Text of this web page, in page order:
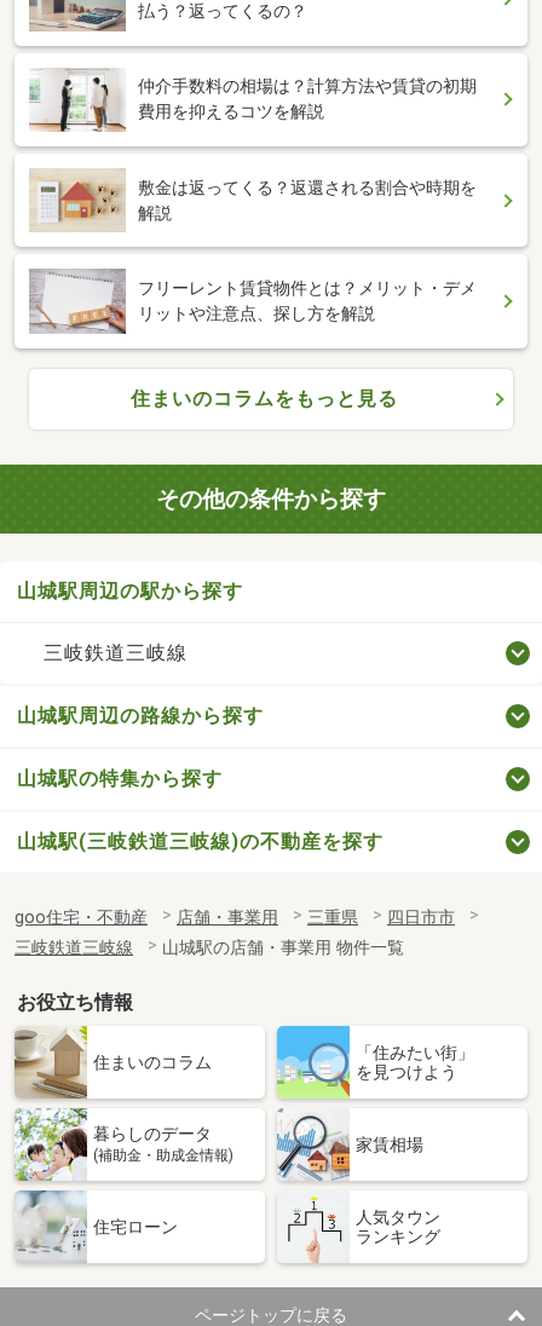
払う？返ってくるの？
仲介手数料の相場は？計算方法や賃貸の初期
費用を抑えるコツを解説
敷金は返ってくる？返還される割合や時期を
解説
フリーレント賃貸物件とは？メリット・デメ
リットや注意点、探し方を解説
住まいのコラムをもっと見る
その他の条件から探す
山城駅周辺の駅から探す
三岐鉄道三岐線
山城駅周辺の路線から探す
山城駅の特集から探す
山城駅(三岐鉄道三岐線)の不動産を探す
goo住宅・不動産 店舗・事業用 三重県
四日市市
三岐鉄道三岐線
山城駅の店舗・事業用 物件一覧
お役立ち情報
住まいのコラム
「住みたい街」
を見つけよう
暮らしのデータ
(補助金・助成金情報)
家賃相場
住宅ローン
人気タウン
ランキング
ページトップに戻る